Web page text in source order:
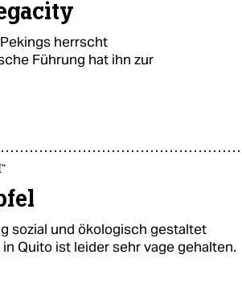
herrscht
Führung hat ihn zur
sozial und ökologisch gestaltet
Quito ist leider sehr vage gehalten.